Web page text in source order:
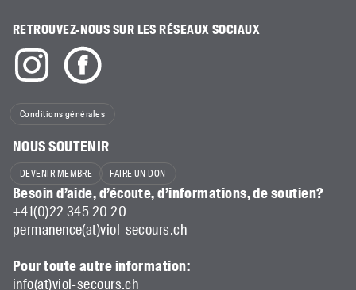
RETROUVEZ-NOUS SUR LES RÉSEAUX SOCIAUX
Conditions générales
NOUS SOUTENIR
DEVENIR MEMBRE FAIRE UN DON
Besoin d’aide, d’écoute, d’informations, de soutien?
+41(0)22 345 20 20
permanence(at)viol-secours.ch
Pour toute autre information:
info(at)viol-secours.ch